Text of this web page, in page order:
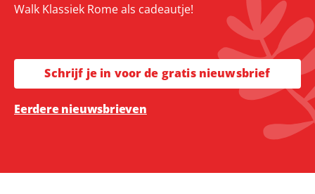
Walk Klassiek Rome als cadeautje!
Schrijf je in voor de gratis nieuwsbrief
Eerdere nieuwsbrieven